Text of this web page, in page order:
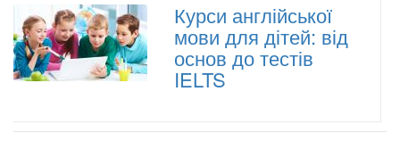
Курси англійської
мови для дітей: від
основ до тестів
IELTS